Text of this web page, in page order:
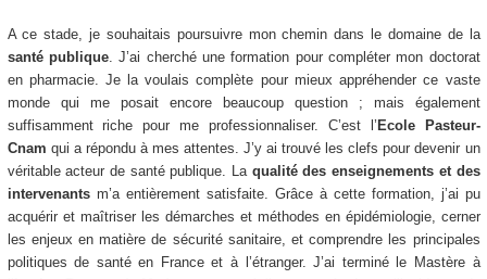
A ce stade, je souhaitais poursuivre mon chemin dans le domaine de la
santé publique. J’ai cherché une formation pour compléter mon doctorat
en pharmacie. Je la voulais complète pour mieux appréhender ce vaste
monde qui me posait encore beaucoup question ; mais également
suffisamment riche pour me professionnaliser. C’est l’ Ecole Pasteur-
Cnam qui a répondu à mes attentes. J’y ai trouvé les clefs pour devenir un
véritable acteur de santé publique. La qualité des enseignements et des
intervenantsm’a entièrement satisfaite. Grâce à cette formation, j’ai pu
acquérir et maîtriser les démarches et méthodes en épidémiologie, cerner
les enjeux en matière de sécurité sanitaire, et comprendre les principales
politiques de santé en France et à l’étranger. J’ai terminé le Mastère à